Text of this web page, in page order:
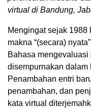
virtual di Bandung,
Mengingat sejak 1988
makna “(secara)
Bahasa
disempurnakan dalam
Penambahan entri
penambahan, dan
kata virtual